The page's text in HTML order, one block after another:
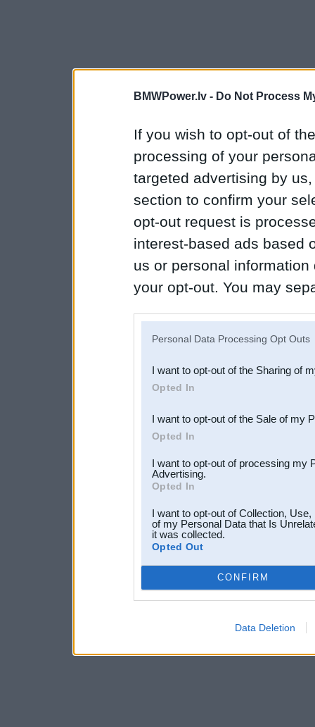
BMWPower.lv - Do Not Process
If you wish to opt-out of
processing of your
targeted advertising by
section to confirm your
opt-out request is
interest-based ads based
us or personal
your opt-out. You may
Downstream Participants
third parties.
Personal Data Processing Opt Outs
I want to opt-out of the Sharing of
Opted In
I want to opt-out of the Sale of my
Opted In
I want to opt-out of processing my
Advertising.
Opted In
I want to opt-out of Collection,
of my Personal Data that Is
it was collected.
Opted Out
CONFIRM
Data Deletion